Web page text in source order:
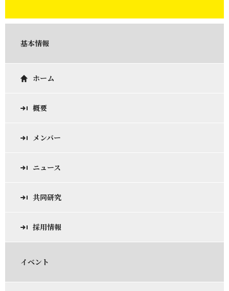
基本情報
ホーム
概要
メンバー
ニュース
共同研究
採用情報
イベント